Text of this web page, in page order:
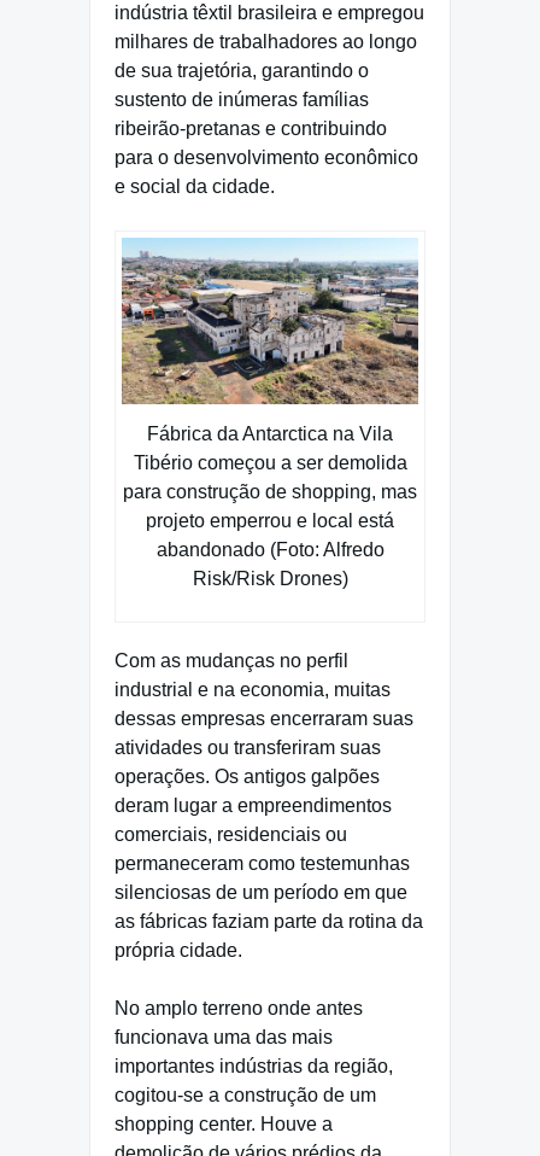
indústria têxtil brasileira e empregou
milhares de trabalhadores ao longo
de sua trajetória, garantindo o
sustento de inúmeras famílias
ribeirão-pretanas e contribuindo
para o desenvolvimento econômico
e social da cidade.
Fábrica da Antarctica na Vila
Tibério começou a ser demolida
para construção de shopping, mas
projeto emperrou e local está
abandonado (Foto: Alfredo
Risk/Risk Drones)
Com as mudanças no perfil
industrial e na economia, muitas
dessas empresas encerraram suas
atividades ou transferiram suas
operações. Os antigos galpões
deram lugar a empreendimentos
comerciais, residenciais ou
permaneceram como testemunhas
silenciosas de um período em que
as fábricas faziam parte da rotina da
própria cidade.
No amplo terreno onde antes
funcionava uma das mais
importantes indústrias da região,
cogitou-se a construção de um
shopping center. Houve a